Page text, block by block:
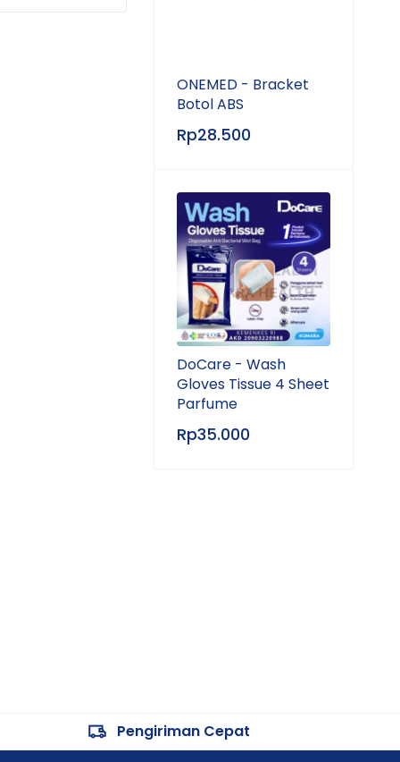
ONEMED - Bracket
Botol ABS
Rp28.500
DoCare - Wash
Gloves Tissue 4 Sheet
Parfume
Rp35.000
Pengiriman Cepat